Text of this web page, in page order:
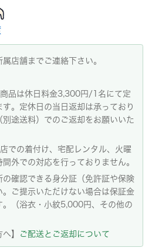
店舗までご連絡下さい。
品は休日料金3,300円/1名にて定
。定休日の当日返却は承っており
途送料）でのご返却をお願いいた
での着付け、宅配レンタル、火曜
外での対応を行っておりません。
確認できる身分証（免許証や保険
ご提示いただけない場合は保証金
。（浴衣・小紋5,000円、その他の
】
ご配送とご返却について